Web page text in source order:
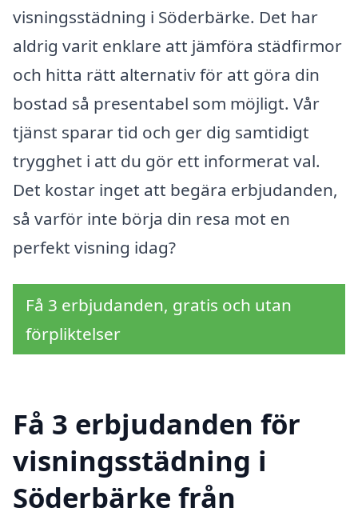
visningsstädning i Söderbärke. Det har
aldrig varit enklare att jämföra städfirmor
och hitta rätt alternativ för att göra din
bostad så presentabel som möjligt. Vår
tjänst sparar tid och ger dig samtidigt
trygghet i att du gör ett informerat val.
Det kostar inget att begära erbjudanden,
så varför inte börja din resa mot en
perfekt visning idag?
Få 3 erbjudanden, gratis och utan
förpliktelser
Få 3 erbjudanden för
visningsstädning i
Söderbärke från